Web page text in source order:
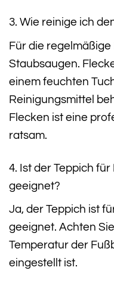
3. Wie reinige ich
Für die
Staubsaugen.
einem feuchten
Reinigungsmittel
Flecken ist eine
ratsam.
4. Ist der Teppich
geeignet?
Ja, der Teppich ist
geeignet. Achten
Temperatur der
eingestellt ist.